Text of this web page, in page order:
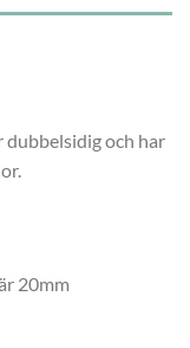
dubbelsidig och har
20mm